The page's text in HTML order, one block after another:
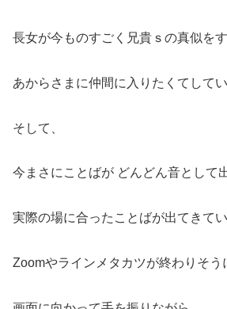
長女が今ものすごく兄貴ｓの真似をす
あからさまに仲間に入りたくてしてい
そして、
今まさにことばが どんどん音として
実際の場に合ったことばが出てきてい
Zoomやラインメタカツが終わりそう